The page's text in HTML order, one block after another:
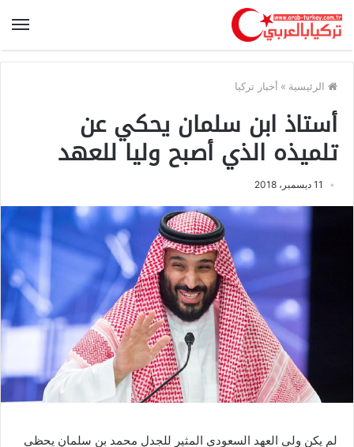
الرئيسية » أخبار تركيا
أستاذ ابن سلمان يحكي عن
تلميذه الذي أصبح وليا للعهد
11 ديسمبر، 2018
لم يكن ولي العهد السعودي المثير للجدل محمد بن سلمان يحظى